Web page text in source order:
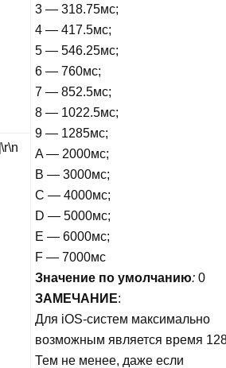
3 — 318.75мс;
4 — 417.5мс;
5 — 546.25мс;
6 — 760мс;
7 — 852.5мс;
8 — 1022.5мс;
9 — 1285мс;
A — 2000мс;
B — 3000мс;
C — 4000мс;
D — 5000мс;
E — 6000мс;
F — 7000мс
Значение по умолчанию: 0
ЗАМЕЧАНИЕ:
Для iOS-систем максимально
возможным является время
Тем не менее, даже если
\r\n